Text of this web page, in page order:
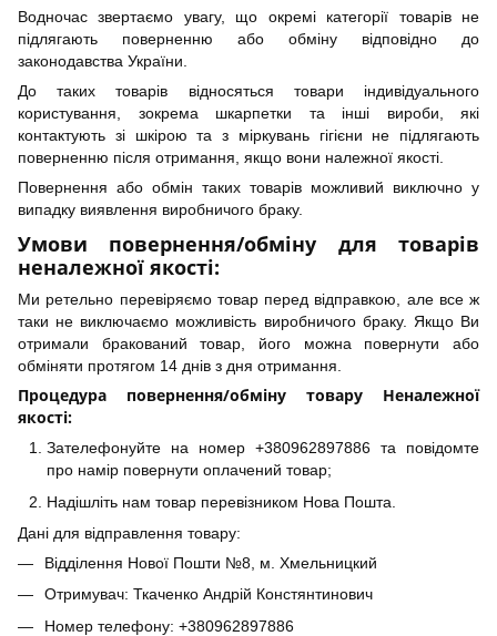
Водночас звертаємо увагу, що окремі категорії товарів не
підлягають поверненню або обміну відповідно до
законодавства України.
До таких товарів відносяться товари індивідуального
користування, зокрема шкарпетки та інші вироби, які
контактують зі шкірою та з міркувань гігієни не підлягають
поверненню після отримання, якщо вони належної якості.
Повернення або обмін таких товарів можливий виключно у
випадку виявлення виробничого браку.
Умови повернення/обміну для товарів
неналежної якості:
Ми ретельно перевіряємо товар перед відправкою, але все ж
таки не виключаємо можливість виробничого браку. Якщо Ви
отримали бракований товар, його можна повернути або
обміняти протягом 14 днів з дня отримання.
Процедура повернення/обміну товару Неналежної
якості:
Зателефонуйте на номер +380962897886 та повідомте
про намір повернути оплачений товар;
Надішліть нам товар перевізником Нова Пошта.
Дані для відправлення товару:
Відділення Нової Пошти №8, м. Хмельницкий
Отримувач: Ткаченко Андрій Констянтинович
Номер телефону: +380962897886